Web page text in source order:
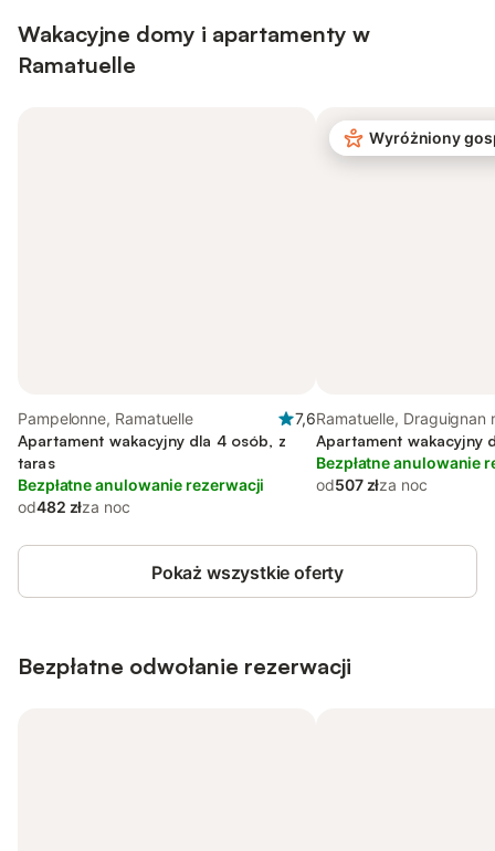
Wakacyjne domy i apartamenty w
Ramatuelle
Pampelonne, Ramatuelle
7,6
Apartament wakacyjny dla 4 osób, z
taras
Bezpłatne anulowanie rezerwacji
od482 złza noc
Wyróżniony
Ramatuelle, Draguignan
Apartament wakacyjny
Bezpłatne anulowanie
od507 złza noc
Pokaż wszystkie oferty
Bezpłatne odwołanie rezerwacji